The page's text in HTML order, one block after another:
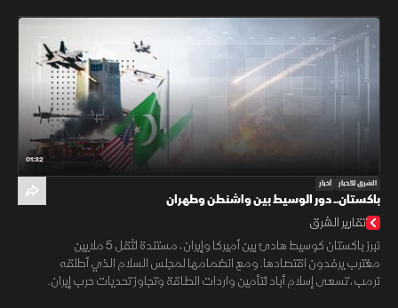
01:32
الشرق للأخبار أخبار
باكستان.. دور الوسيط بين واشنطن وطهران
تقارير الشرق
تبرز باكستان كوسيط هادئ بين أميركا وإيران، مستندة لثقل 5 ملايين
مغترب يرفدون اقتصادها. ومع انضمامها لمجلس السلام الذي أطلقه
ترمب، تسعى إسلام أباد لتأمين واردات الطاقة وتجاوز تحديات حرب إيران.